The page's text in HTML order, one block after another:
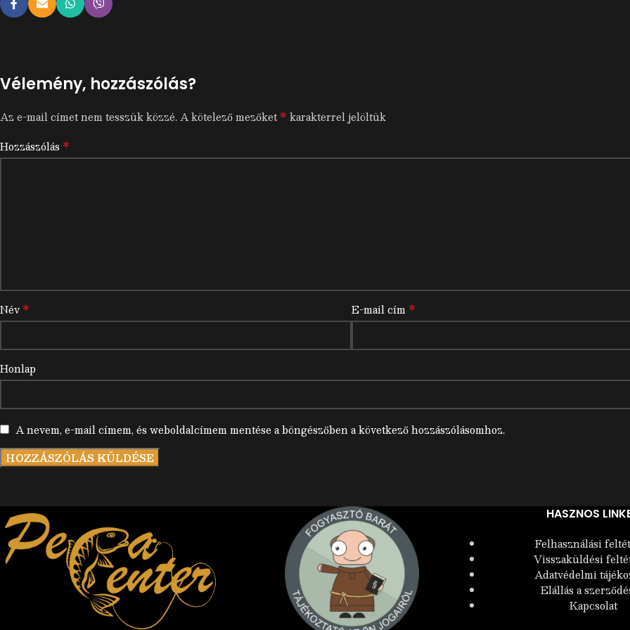
Vélemény, hozzászólás?
Az e-mail címet nem tesszük közzé.A kötelező mezőket* karakterrel jelöltük
Hozzászólás *
Név * E-mail cím *
Honlap
A nevem, e-mail címem, és weboldalcímem mentése a böngészőben a következő hozzászólásomhoz.
HASZNOS
Felhasználási
Visszaküldési
Adatvédelmi
Elállás a
Kapcsolat